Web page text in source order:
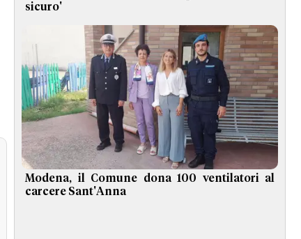
sicuro'
Modena, il Comune dona 100 ventilatori al
carcere Sant'Anna